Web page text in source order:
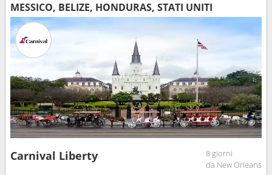
MESSICO, BELIZE, HONDURAS, STATI UNITI
Carnival Liberty
8 giorni
da New Orleans